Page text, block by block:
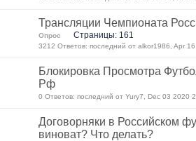
Трансляции Чемпионата
Опрос Страницы: 161
3212 Ответов: последний от alkor1986, Apr
Блокировка Просмотра
Рф
0 Ответов: последний от Yury7, Dec 03 2020
Договорняки в Российском
виноват? Что делать?